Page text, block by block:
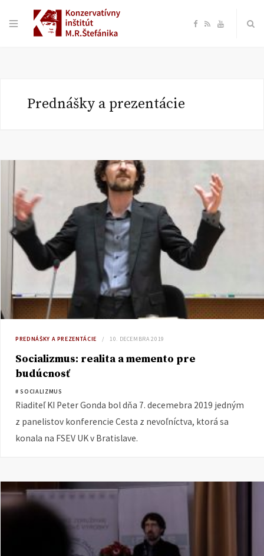
F
o
k
R Y
Prednášky a prezentácie
PREDNÁŠKY A PREZENTÁCIE 10. DECEMBRA 2019
Socializmus: realita a memento pre
budúcnosť
# SOCIALIZMUS
Riaditeľ KI Peter Gonda bol dňa 7. decemebra 2019 jedným
z panelistov konferencie Cesta z nevoľníctva, ktorá sa
konala na FSEV UK v Bratislave.